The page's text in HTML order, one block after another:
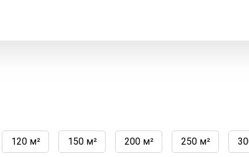
120 м² 150 м² 200 м² 250 м²